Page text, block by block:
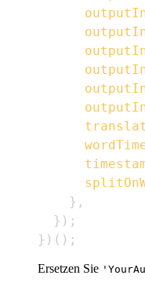
} ,
} ) ;
} ) ( ) ;
Ersetzen Sie